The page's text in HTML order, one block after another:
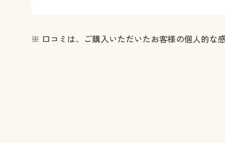
※ 口コミは、ご購入いただいたお客様の個人的な